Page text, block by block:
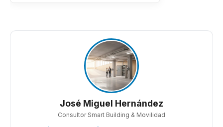
José Miguel Hernández
Consultor Smart Building & Movilidad